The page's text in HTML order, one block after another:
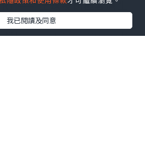
—— 全球技術極客原生
園（HKSTP）的硬核技
我已閱讀及同意